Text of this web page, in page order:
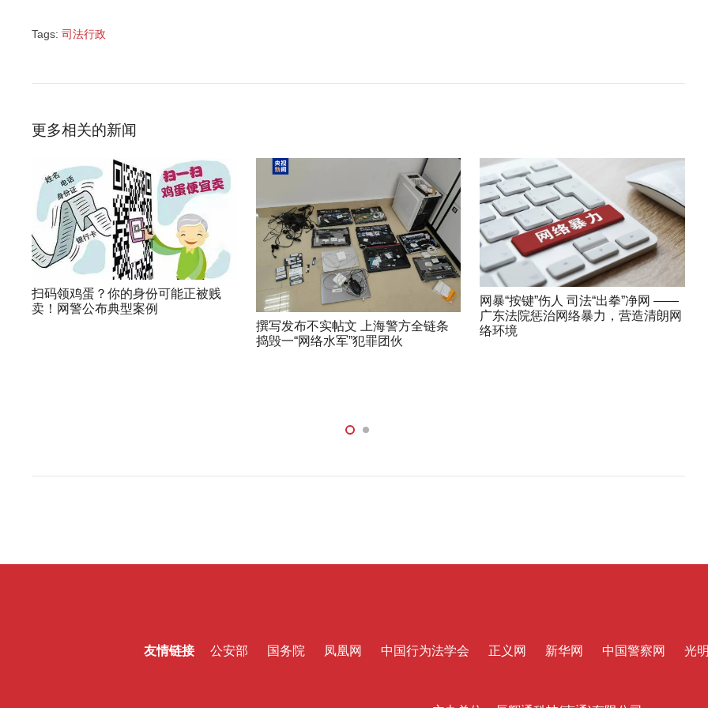
Tags: 司法行政
更多相关的新闻
扫码领鸡蛋？你的身份可能正被贱
卖！网警公布典型案例
撰写发布不实帖文 上海警方全链条
捣毁一“网络水军”犯罪团伙
网暴“按键”伤人 司法“出拳”净网 ——
广东法院惩治网络暴力，营造清朗网
络环境
友情链接 公安部 国务院 凤凰网 中国行为法学会 正义网 新华网 中国警察网 光